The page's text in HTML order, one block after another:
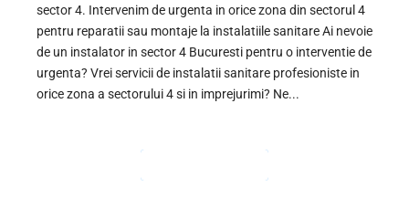
sector 4. Intervenim de urgenta in orice zona din sectorul 4
pentru reparatii sau montaje la instalatiile sanitare Ai nevoie
de un instalator in sector 4 Bucuresti pentru o interventie de
urgenta? Vrei servicii de instalatii sanitare profesioniste in
orice zona a sectorului 4 si in imprejurimi? Ne...